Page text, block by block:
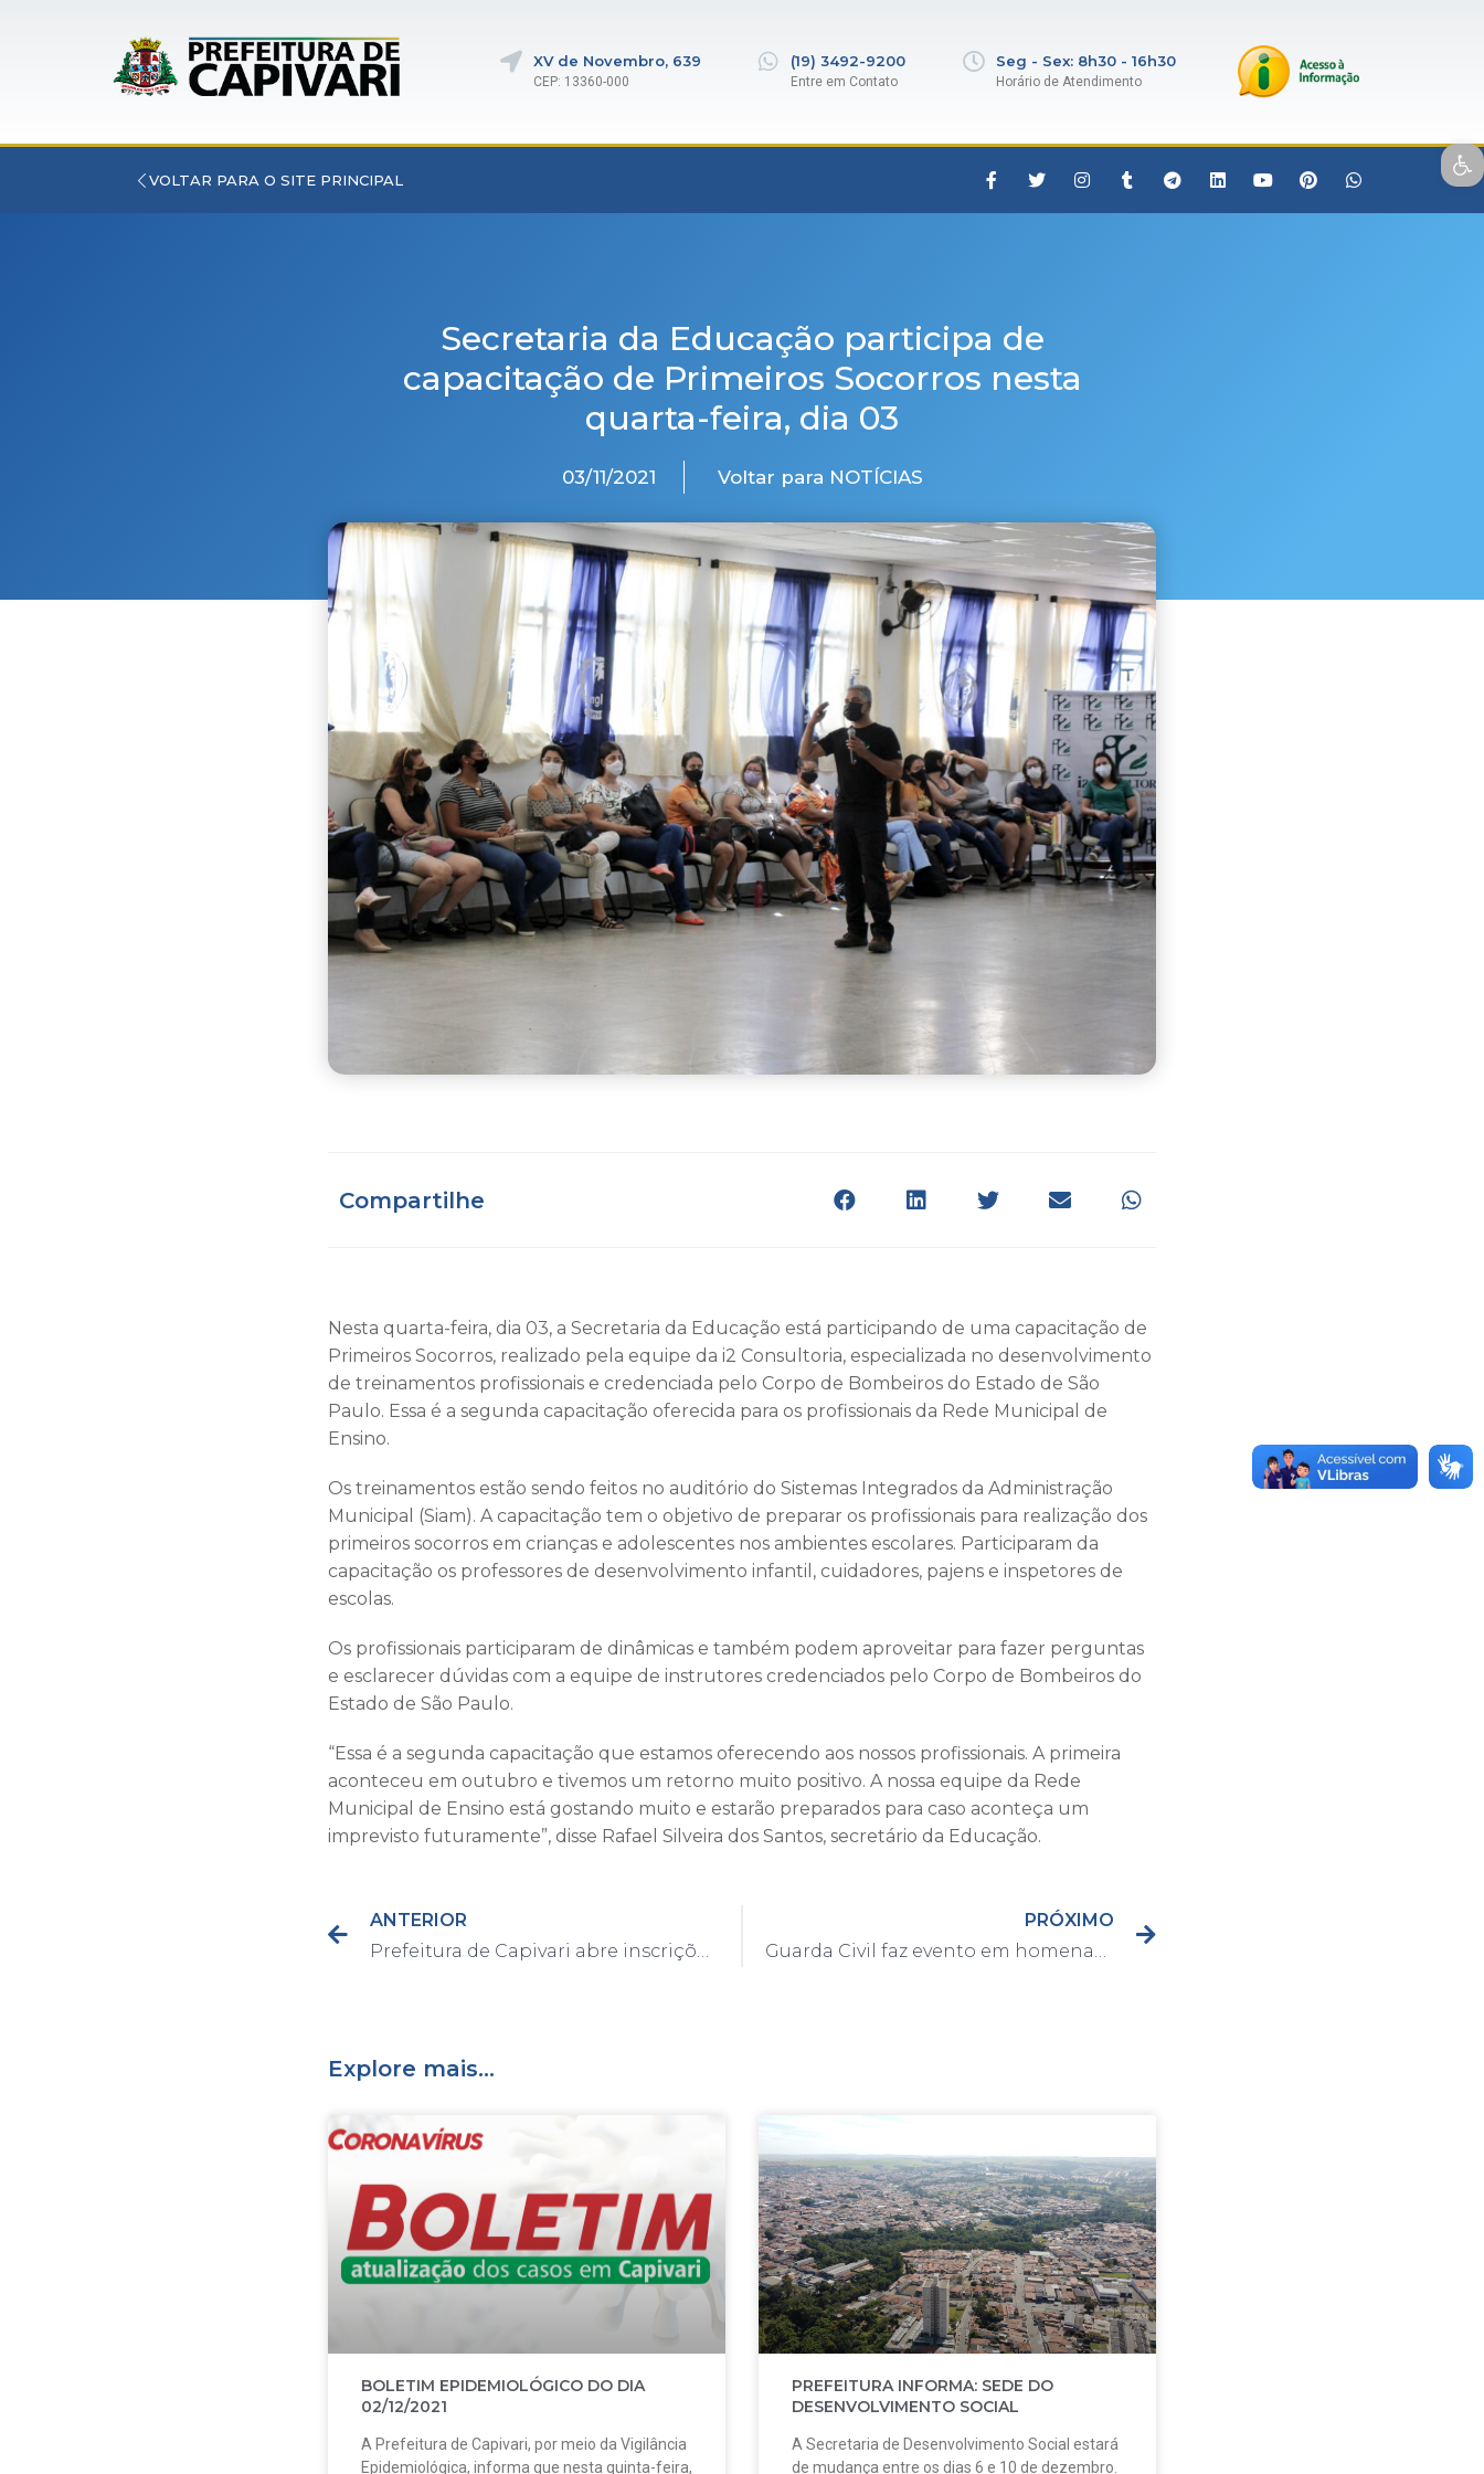
Open toolbar
XV de Novembro, 639
CEP: 13360-000
(19) 3492-9200
Entre em Contato
Seg - Sex: 8h30 - 16h30
Horário de Atendimento
VOLTAR PARA O SITE PRINCIPAL
Secretaria da Educação participa de
capacitação de Primeiros Socorros nesta
quarta-feira, dia 03
03/11/2021 Voltar para NOTÍCIAS
Compartilhe
Nesta quarta-feira, dia 03, a Secretaria da Educação está participando de uma capacitação de
Primeiros Socorros, realizado pela equipe da i2 Consultoria, especializada no desenvolvimento
de treinamentos profissionais e credenciada pelo Corpo de Bombeiros do Estado de São
Paulo. Essa é a segunda capacitação oferecida para os profissionais da Rede Municipal de
Ensino.
Os treinamentos estão sendo feitos no auditório do Sistemas Integrados da Administração
Municipal (Siam). A capacitação tem o objetivo de preparar os profissionais para realização dos
primeiros socorros em crianças e adolescentes nos ambientes escolares. Participaram da
capacitação os professores de desenvolvimento infantil, cuidadores, pajens e inspetores de
escolas.
Os profissionais participaram de dinâmicas e também podem aproveitar para fazer perguntas
e esclarecer dúvidas com a equipe de instrutores credenciados pelo Corpo de Bombeiros do
Estado de São Paulo.
“Essa é a segunda capacitação que estamos oferecendo aos nossos profissionais. A primeira
aconteceu em outubro e tivemos um retorno muito positivo. A nossa equipe da Rede
Municipal de Ensino está gostando muito e estarão preparados para caso aconteça um
imprevisto futuramente”, disse Rafael Silveira dos Santos, secretário da Educação.
ANTERIOR
Prefeitura de Capivari abre inscrições de curso de artesanato para familiares e cuidadores de pessoa com deficiência
PRÓXIMO
Guarda Civil faz evento em homenagem aos 84 anos de corporação
Explore mais...
BOLETIM EPIDEMIOLÓGICO DO DIA
02/12/2021
A Prefeitura de Capivari, por meio da Vigilância
Epidemiológica, informa que nesta quinta-feira,
PREFEITURA INFORMA: SEDE DO
DESENVOLVIMENTO SOCIAL
A Secretaria de Desenvolvimento Social estará
de mudança entre os dias 6 e 10 de dezembro.